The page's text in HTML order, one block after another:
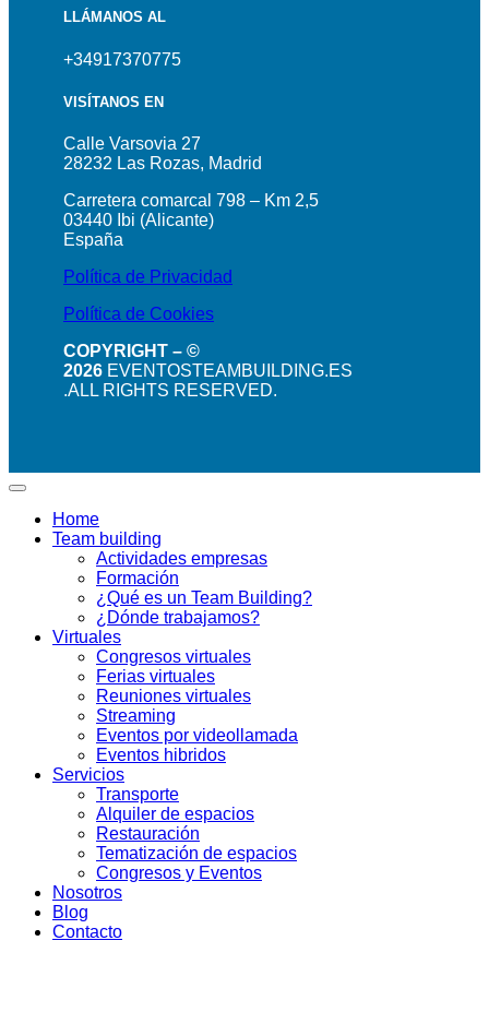
LLÁMANOS AL
+34917370775
VISÍTANOS EN
Calle Varsovia 27
28232 Las Rozas, Madrid
Carretera comarcal 798 – Km 2,5
03440 Ibi (Alicante)
España
Política de Privacidad
Política de Cookies
COPYRIGHT – ©
2026 EVENTOSTEAMBUILDING.ES
.ALL RIGHTS RESERVED.
Home
Team building
Actividades empresas
Formación
¿Qué es un Team Building?
¿Dónde trabajamos?
Virtuales
Congresos virtuales
Ferias virtuales
Reuniones virtuales
Streaming
Eventos por videollamada
Eventos hibridos
Servicios
Transporte
Alquiler de espacios
Restauración
Tematización de espacios
Congresos y Eventos
Nosotros
Blog
Contacto